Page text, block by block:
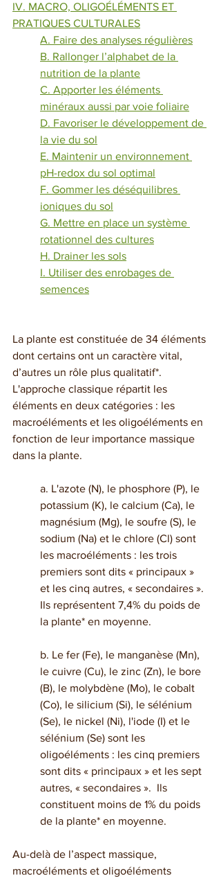
IV. MACRO, OLIGOÉLÉMENTS ET
PRATIQUES CULTURALES
A. Faire des analyses régulières
B. Rallonger l’alphabet de la
nutrition de la plante
C. Apporter les éléments
minéraux aussi par voie foliaire
D. Favoriser le développement de
la vie du sol
E. Maintenir un environnement
pH-redox du sol optimal
F. Gommer les déséquilibres
ioniques du sol
G. Mettre en place un système
rotationnel des cultures
H. Drainer les sols
I. Utiliser des enrobages de
semences
La plante est constituée de 34 éléments
dont certains ont un caractère vital,
d’autres un rôle plus qualitatif*.
L'approche classique répartit les
éléments en deux catégories : les
macroéléments et les oligoéléments en
fonction de leur importance massique
dans la plante.
a. L'azote (N), le phosphore (P), le
potassium (K), le calcium (Ca), le
magnésium (Mg), le soufre (S), le
sodium (Na) et le chlore (Cl) sont
les macroéléments : les trois
premiers sont dits « principaux »
et les cinq autres, « secondaires ».
Ils représentent 7,4% du poids de
la plante* en moyenne.
b. Le fer (Fe), le manganèse (Mn),
le cuivre (Cu), le zinc (Zn), le bore
(B), le molybdène (Mo), le cobalt
(Co), le silicium (Si), le sélénium
(Se), le nickel (Ni), l'iode (I) et le
sélénium (Se) sont les
oligoéléments : les cinq premiers
sont dits « principaux » et les sept
autres, « secondaires ».  Ils
constituent moins de 1% du poids
de la plante* en moyenne.
Au-delà de l’aspect massique,
macroéléments et oligoéléments